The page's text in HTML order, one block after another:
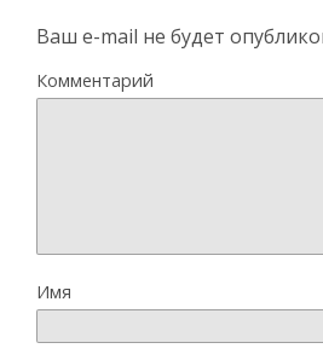
Ваш e-mail не будет
Комментарий
Имя